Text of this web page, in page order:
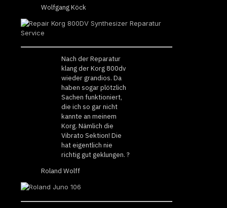
Wolfgang Köck
Nach der Reparatur
klang der Korg 800dv
wieder grandios. Da
haben sogar plötzlich
Sachen funktioniert,
die ich so gar nicht
kannte an meinem
Korg. Nämlich die
Vibrato Sektion! Die
hat eigentlich nie
richtig gut geklungen. ?
Roland Wolff